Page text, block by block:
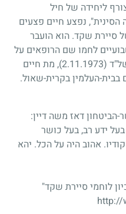
ליחידה של חיל
נפצע חיים פצעים
סיירת שקד. הוא הועבר
לחמו שם הרופאים על
(2.11.1973)
, מת חיים
בבית-העלמין בקרית-שאול.
דאז משה דיין:
בעל ידע רב, בעל כושר
אהוב היה על הכל. יהא
לוחמי סיירת שקד"
http://